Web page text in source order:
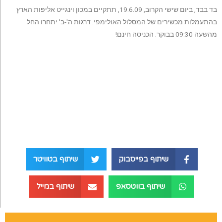
בד בבד, ביום שישי הקרוב, 19.6.09, תתקיים במכון וינגייט אליפות הארץ
בהתעמלות מכשירים של המסלול האולימפי. דרגות ה'-ב' יתחרו החל
מהשעה 09:30 בבוקר. הכניסה חינם!
שיתוף בפייסבוק שיתוף בטוויטר
שיתוף בווטסאפ שיתוף במייל